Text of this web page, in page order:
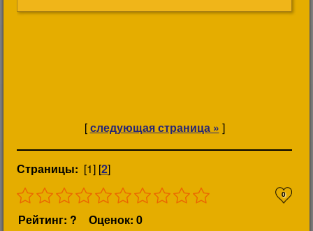
[следующая страница » ]
Страницы: [1] [2]
0
Рейтинг: ? Оценок: 0